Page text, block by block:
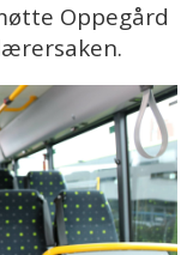
Oppegård